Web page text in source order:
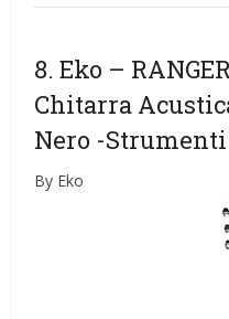
8. Eko –
Chitarra
Nero -
By Eko